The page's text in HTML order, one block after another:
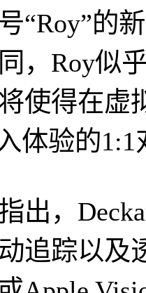
“Roy”的
，Roy似
使得在虚
体验的
出，
追踪以及